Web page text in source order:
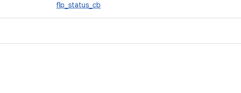
flp_status_cb